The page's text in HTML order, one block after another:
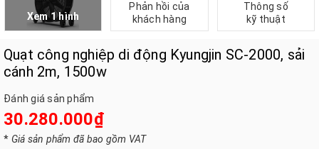
Xem 1 hình
Phản hồi của
khách hàng
Thông số
kỹ thuật
Quạt công nghiệp di động Kyungjin SC-2000, sải
cánh 2m, 1500w
Đánh giá sản phẩm
30.280.000₫
* Giá sản phẩm đã bao gồm VAT